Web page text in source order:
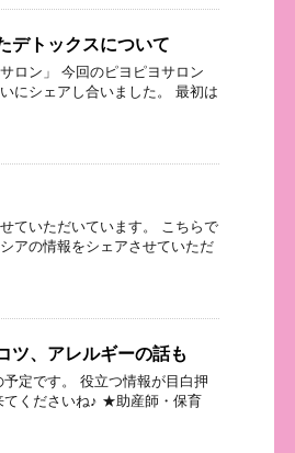
デトックスについて
ロン」 今回のピヨピヨサロン
にシェアし合いました。 最初は
ていただいています。 こちらで
アの情報をシェアさせていただ
ツ、アレルギーの話も
定です。 役立つ情報が目白押
てくださいね♪ ★助産師・保育